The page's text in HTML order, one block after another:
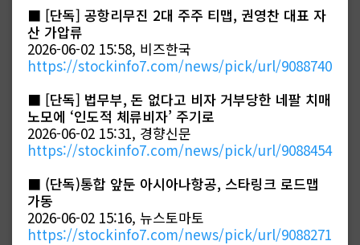
■ [단독] 공항리무진 2대 주주 티맵, 권영찬 대표 자
산 가압류
2026-06-02 15:58, 비즈한국
https://stockinfo7.com/news/pick/url/9088740
■ [단독] 법무부, 돈 없다고 비자 거부당한 네팔 치매
노모에 ‘인도적 체류비자’ 주기로
2026-06-02 15:31, 경향신문
https://stockinfo7.com/news/pick/url/9088454
■ (단독)통합 앞둔 아시아나항공, 스타링크 로드맵
가동
2026-06-02 15:16, 뉴스토마토
https://stockinfo7.com/news/pick/url/9088271